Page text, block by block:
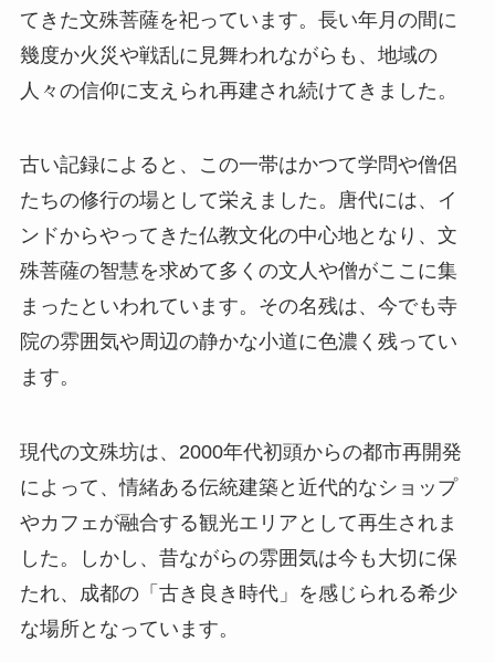
てきた文殊菩薩を祀っています。長い年月の間に
幾度か火災や戦乱に見舞われながらも、地域の
人々の信仰に支えられ再建され続けてきました。
古い記録によると、この一帯はかつて学問や僧侶
たちの修行の場として栄えました。唐代には、イ
ンドからやってきた仏教文化の中心地となり、文
殊菩薩の智慧を求めて多くの文人や僧がここに集
まったといわれています。その名残は、今でも寺
院の雰囲気や周辺の静かな小道に色濃く残ってい
ます。
現代の文殊坊は、2000年代初頭からの都市再開発
によって、情緒ある伝統建築と近代的なショップ
やカフェが融合する観光エリアとして再生されま
した。しかし、昔ながらの雰囲気は今も大切に保
たれ、成都の「古き良き時代」を感じられる希少
な場所となっています。